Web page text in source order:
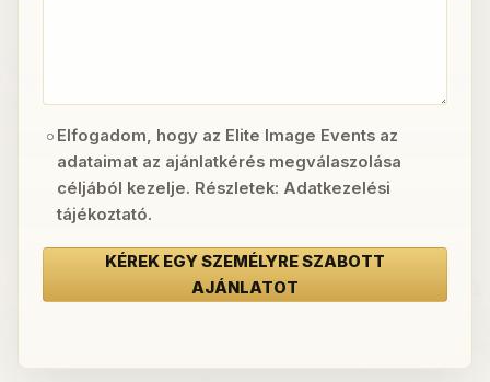
Elfogadom, hogy az Elite Image Events az
adataimat az ajánlatkérés megválaszolása
céljából kezelje. Részletek: Adatkezelési
tájékoztató.
KÉREK EGY SZEMÉLYRE SZABOTT
AJÁNLATOT